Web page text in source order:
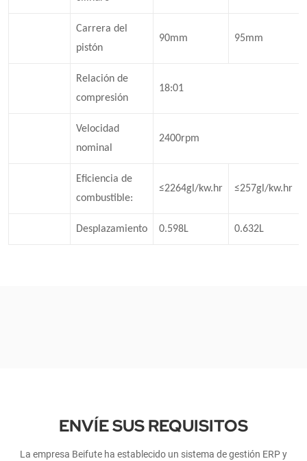
Carrera del
pistón
90mm 95mm
Relación de
compresión
18:01
Velocidad
nominal
2400rpm
Eficiencia de
combustible:
≤2264gl/kw.hr ≤257gl/kw.hr
Desplazamiento 0.598L 0.632L
ENVÍE SUS REQUISITOS
La empresa Beifute ha establecido un sistema de gestión ERP y